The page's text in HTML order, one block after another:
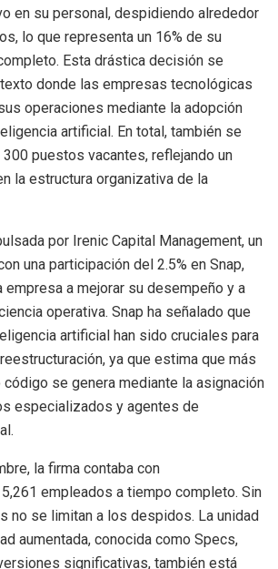
en su personal, despidiendo alrededor
lo que representa un 16% de su
Esta drástica decisión se
donde las empresas tecnológicas
operaciones mediante la adopción
artificial. En total, también se
puestos vacantes, reflejando un
la estructura organizativa de la
por Irenic Capital Management, un
una participación del 2.5% en Snap,
empresa a mejorar su desempeño y a
operativa. Snap ha señalado que
artificial han sido cruciales para
ya que estima que más
código se genera mediante la asignación
especializados y agentes de
la firma contaba con
empleados a tiempo completo. Sin
no se limitan a los despidos. La unidad
aumentada, conocida como Specs,
significativas, también está